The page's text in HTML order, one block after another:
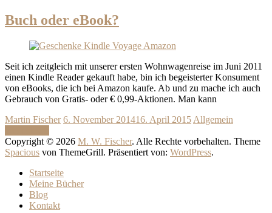
Buch oder eBook?
Seit ich zeitgleich mit unserer ersten Wohnwagenreise im Juni 2011
einen Kindle Reader gekauft habe, bin ich begeisterter Konsument
von eBooks, die ich bei Amazon kaufe. Ab und zu mache ich auch
Gebrauch von Gratis- oder € 0,99-Aktionen. Man kann
Martin Fischer 6. November 201416. April 2015 Allgemein
Copyright © 2026 M. W. Fischer. Alle Rechte vorbehalten. Theme
Spacious von ThemeGrill. Präsentiert von: WordPress.
Startseite
Meine Bücher
Blog
Kontakt